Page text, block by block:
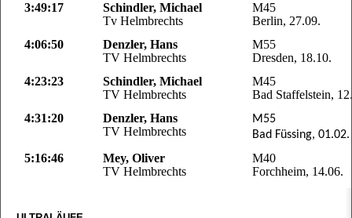
3:49:17
Schindler, Michael
Tv Helmbrechts
M45
Berlin, 27.09.
4:06:50
Denzler, Hans
TV Helmbrechts
M55
Dresden, 18.10.
4:23:23
Schindler, Michael
TV Helmbrechts
M45
Bad Staffelstein,
4:31:20
Denzler, Hans
TV Helmbrechts
M55
Bad Füssing, 01.02.
5:16:46
Mey, Oliver
TV Helmbrechts
M40
Forchheim, 14.06.